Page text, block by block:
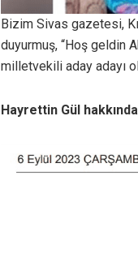
Bizim Sivas gazetesi,
duyurmuş, “Hoş geldin
milletvekili aday adayı
Hayrettin Gül